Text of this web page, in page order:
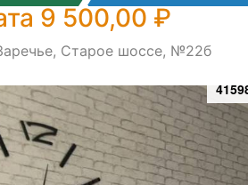
9 500,00 ₽
Старое шоссе, №22б